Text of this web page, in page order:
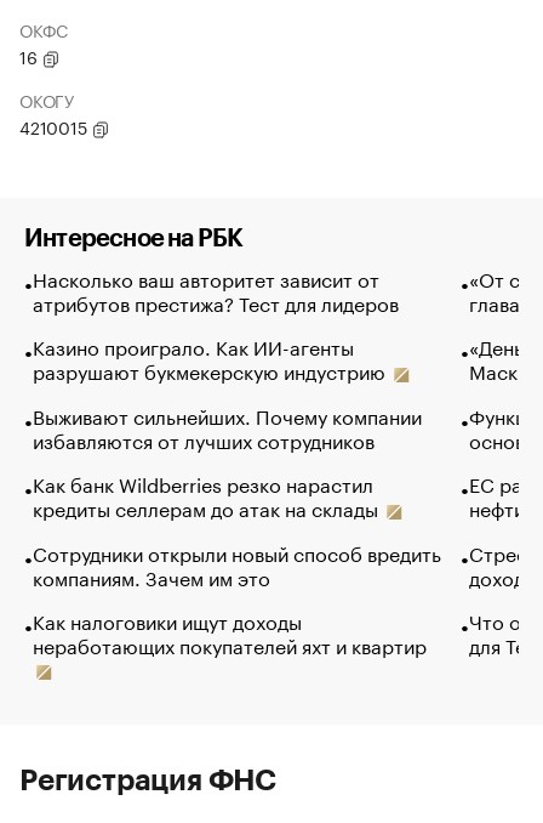
ОКФС
16
ОКОГУ
4210015
Интересное на РБК
Насколько ваш авторитет зависит от
атрибутов престижа? Тест для лидеров
Казино проиграло. Как ИИ-агенты
разрушают букмекерскую индустрию
Выживают сильнейших. Почему компании
избавляются от лучших сотрудников
Как банк Wildberries резко нарастил
кредиты селлерам до атак на склады
Сотрудники открыли новый способ вредить
компаниям. Зачем им это
Как налоговики ищут доходы
неработающих покупателей яхт и квартир
«От
глава
Маск в
основ
ЕС
нефти
Что
для
Регистрация ФНС